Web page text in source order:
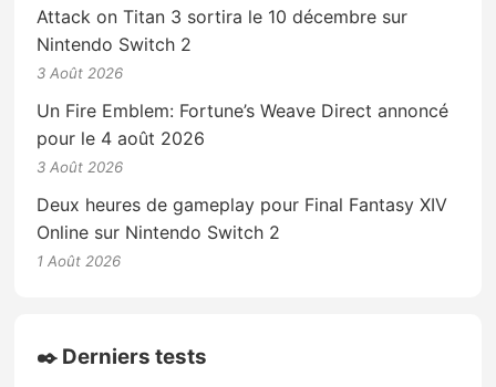
Attack on Titan 3 sortira le 10 décembre sur
Nintendo Switch 2
3 Août 2026
Un Fire Emblem: Fortune’s Weave Direct annoncé
pour le 4 août 2026
3 Août 2026
Deux heures de gameplay pour Final Fantasy XIV
Online sur Nintendo Switch 2
1 Août 2026
✒️ Derniers tests